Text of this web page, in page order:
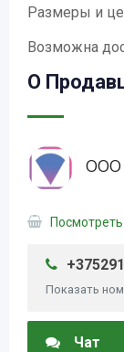
Размеры и
Возможна
О
ООО
Показать
Чат